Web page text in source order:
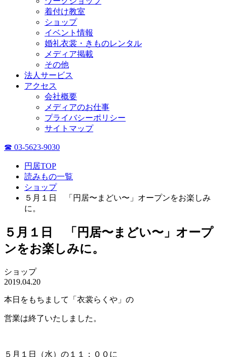
着付け教室
ショップ
イベント情報
婚礼衣裳・きものレンタル
メディア掲載
その他
法人サービス
アクセス
会社概要
メディアのお仕事
プライバシーポリシー
サイトマップ
☎ 03-5623-9030
円居TOP
読みもの一覧
ショップ
５月１日 「円居〜まどい〜」オープンをお楽しみ
に。
５月１日 「円居〜まどい〜」オープ
ンをお楽しみに。
ショップ
2019.04.20
本日をもちまして「衣裳らくや」の
営業は終了いたしました。
５月１日（水）の１１：００に